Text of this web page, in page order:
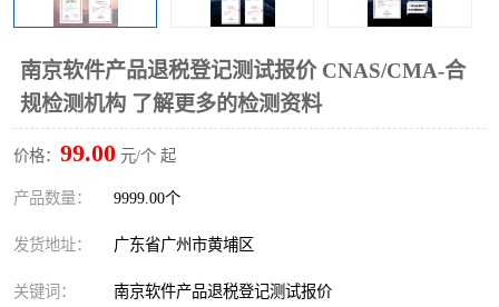
南京软件产品退税登记测试报价 CNAS/CMA-合
规检测机构 了解更多的检测资料
价格： 99.00 元/个 起
产品数量： 9999.00个
发货地址： 广东省广州市黄埔区
关键词： 南京软件产品退税登记测试报价